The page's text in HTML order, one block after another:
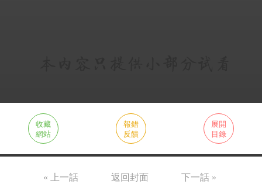
收藏
網站
報錯
反饋
展開
目錄
« 上一話 返回封面 下一話 »